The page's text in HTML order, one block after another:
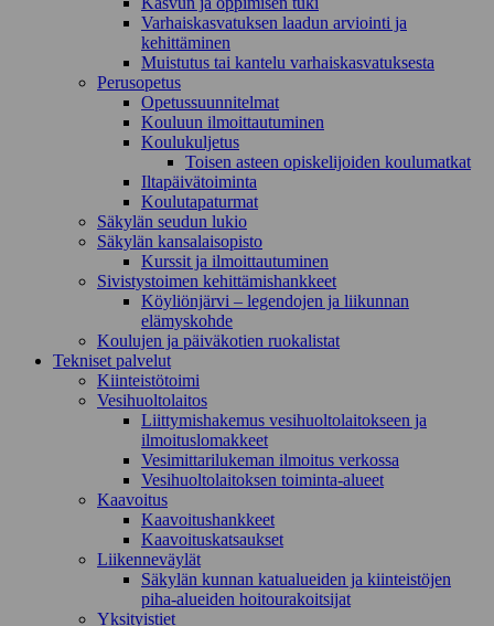
Varhaiskasvatuksen laadun arviointi ja
kehittäminen
Muistutus tai kantelu varhaiskasvatuksesta
Perusopetus
Opetussuunnitelmat
Kouluun ilmoittautuminen
Koulukuljetus
Toisen asteen opiskelijoiden koulumatkat
Iltapäivätoiminta
Koulutapaturmat
Säkylän seudun lukio
Säkylän kansalaisopisto
Kurssit ja ilmoittautuminen
Sivistystoimen kehittämishankkeet
Köyliönjärvi – legendojen ja liikunnan
elämyskohde
Koulujen ja päiväkotien ruokalistat
Tekniset palvelut
Kiinteistötoimi
Vesihuoltolaitos
Liittymishakemus vesihuoltolaitokseen ja
ilmoituslomakkeet
Vesimittarilukeman ilmoitus verkossa
Vesihuoltolaitoksen toiminta-alueet
Kaavoitus
Kaavoitushankkeet
Kaavoituskatsaukset
Liikenneväylät
Säkylän kunnan katualueiden ja kiinteistöjen
piha-alueiden hoitourakoitsijat
Yksityistiet